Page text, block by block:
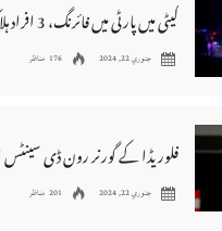
کیٹی میں پارٹی میں فائرنگ، 3 افراد ہلاک، 2 زخمی
جنوري 22, 2024 176 مناظر
فلوریڈا کے گورنر رون ڈی سینٹس
جنوري 22, 2024 201 مناظر